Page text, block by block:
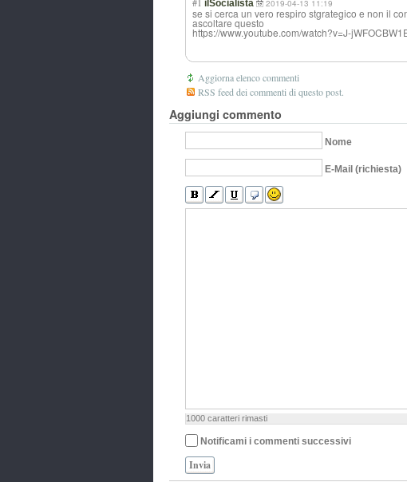
#1 ilSocialista 2019-04-13 11:19
se si cerca un vero respiro stgrategico e non il
ascoltare questo
https://www.youtube.com/watch?v=J-
Aggiorna elenco commenti
RSS feed dei commenti di questo post.
Aggiungi commento
Nome
E-Mail (richiesta)
1000 caratteri rimasti
Notificami i commenti successivi
Invia